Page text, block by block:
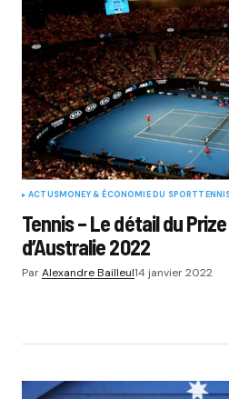
ACTUSMONEY & ÉCONOMIE DU SPORT
Tennis – Le détail du Prize
d’Australie 2022
ParAlexandre Bailleul14 janvier 2022